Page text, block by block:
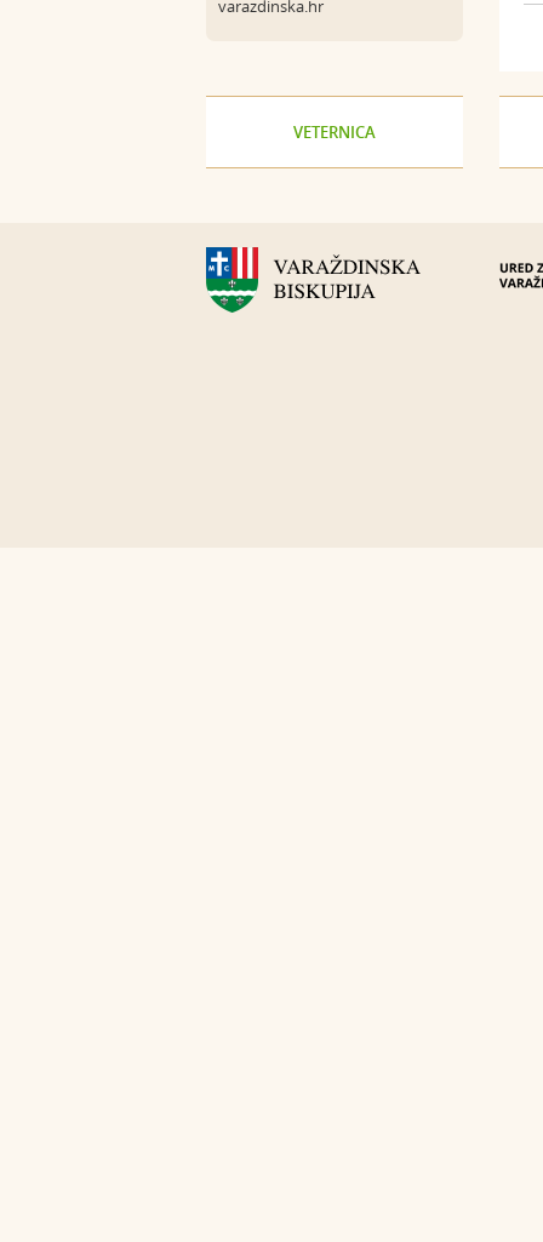
varazdinska.hr
VETERNICA